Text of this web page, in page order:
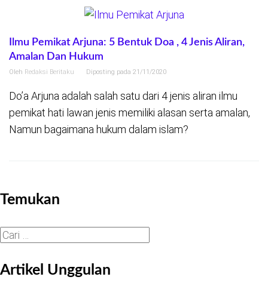
Ilmu Pemikat Arjuna: 5 Bentuk Doa , 4 Jenis Aliran,
Amalan Dan Hukum
Oleh Redaksi Beritaku Diposting pada 21/11/2020
Do’a Arjuna adalah salah satu dari 4 jenis aliran ilmu
pemikat hati lawan jenis memiliki alasan serta amalan,
Namun bagaimana hukum dalam islam?
Temukan
Cari
Artikel Unggulan